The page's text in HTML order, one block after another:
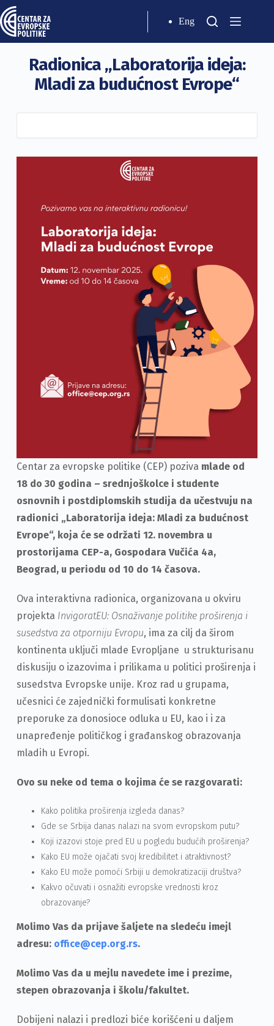
Eng
Radionica „Laboratorija ideja:
Mladi za budućnost Evrope“
Centar za evropske politike (CEP) poziva mlade od
18 do 30 godina – srednjoškolce i studente
osnovnih i postdiplomskih studija da učestvuju na
radionici „Laboratorija ideja: Mladi za budućnost
Evrope“, koja će se održati 12. novembra u
prostorijama CEP-a, Gospodara Vučića 4a,
Beograd, u periodu od 10 do 14 časova.
Ova interaktivna radionica, organizovana u okviru
projekta InvigoratEU: Osnaživanje politike proširenja i
susedstva za otporniju Evropu, ima za cilj da širom
kontinenta uključi mlade Evropljane u strukturisanu
diskusiju o izazovima i prilikama u politici proširenja i
susedstva Evropske unije. Kroz rad u grupama,
učesnici će zajednički formulisati konkretne
preporuke za donosioce odluka u EU, kao i i za
unapređenje političkog i građanskog obrazovanja
mladih u Evropi.
Ovo su neke od tema o kojima će se razgovarati:
Kako politika proširenja izgleda danas?
Gde se Srbija danas nalazi na svom evropskom putu?
Koji izazovi stoje pred EU u pogledu budućih proširenja?
Kako EU može ojačati svoj kredibilitet i atraktivnost?
Kako EU može pomoći Srbiji u demokratizaciji društva?
Kakvo očuvati i osnažiti evropske vrednosti kroz
obrazovanje?
Molimo Vas da prijave šaljete na sledeću imejl
adresu: office@cep.org.rs.
Molimo Vas da u mejlu navedete ime i prezime,
stepen obrazovanja i školu/fakultet.
Dobijeni nalazi i predlozi biće korišćeni u daljem